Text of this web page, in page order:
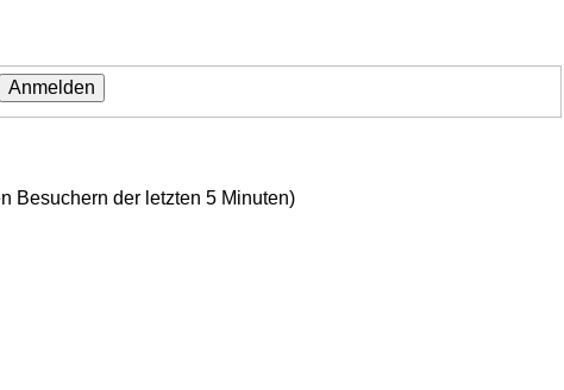
Besuchern der letzten 5 Minuten)